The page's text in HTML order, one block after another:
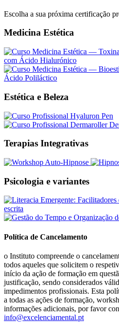
Escolha a sua próxima certificação
Medicina Estética
Estética e Beleza
Terapias Integrativas
Psicologia e variantes
Política de Cancelamento
o Instituto compreende o
todos aqueles que solicitem o
início da ação de formação em
justificação, sendo considerados
impedimentos profissionais. Esta
a todas as ações de formação,
informações adicionais, por favor
info@excelenciamental.pt